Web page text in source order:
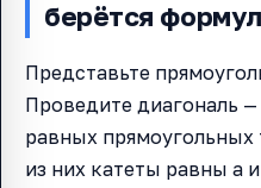
берётся
Представьте
Проведите диагональ
равных
из них катеты равны a